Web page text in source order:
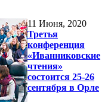
11 Июня, 2020
Третья
конференция
«Иванниковские
чтения»
состоится 25-26
сентября в Орле